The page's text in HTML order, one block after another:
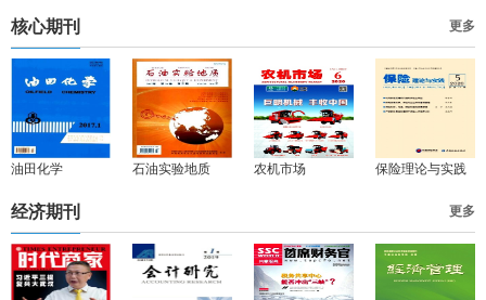
核心期刊 更多
油田化学 石油实验地质 农机市场 保险理论与实践
经济期刊 更多